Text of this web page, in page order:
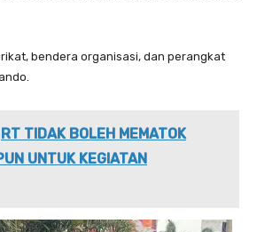
bendera organisasi, dan perangkat
RT TIDAK BOLEH MEMATOK
UNTUK KEGIATAN